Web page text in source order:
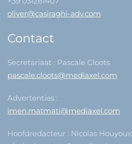
oliver@casiraghi-adv.com
Contact
Secretariaat : Pascale Cloots
pascale.cloots@mediaxel.com
Advertenties :
imen.matmati@mediaxel.com
Hoofdredacteur : Nicolas Houyoux